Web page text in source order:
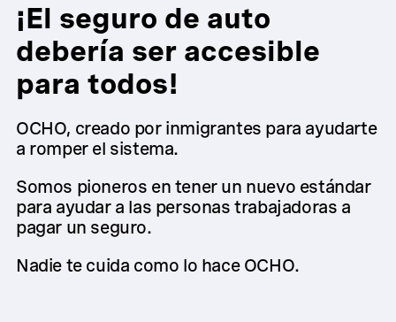
¡El seguro de auto
debería ser accesible
para todos!
OCHO, creado por inmigrantes para ayudarte
a romper el sistema.
Somos pioneros en tener un nuevo estándar
para ayudar a las personas trabajadoras a
pagar un seguro.
Nadie te cuida como lo hace OCHO.